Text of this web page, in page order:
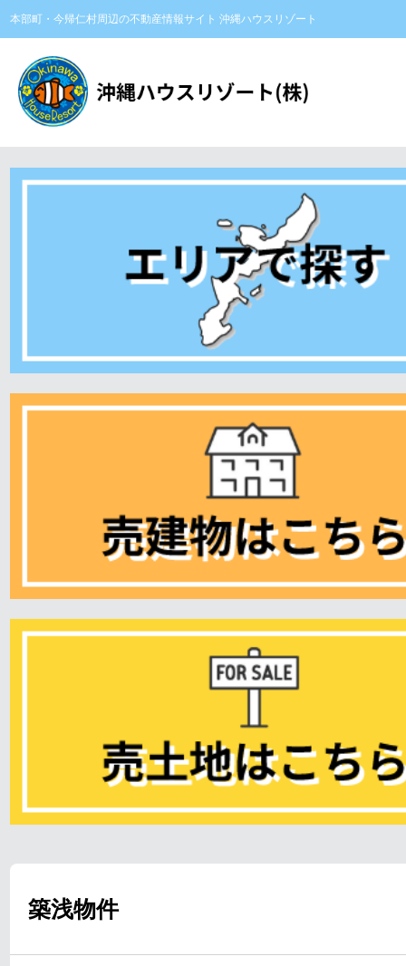
本部町・今帰仁村周辺の不動産情報サイト 沖縄ハウスリゾート
築浅物件